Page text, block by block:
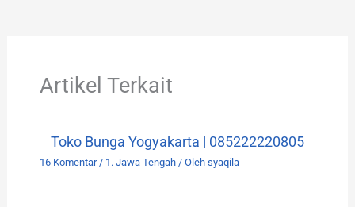
Artikel Terkait
Toko Bunga Yogyakarta | 085222220805
16 Komentar / 1. Jawa Tengah/ Oleh syaqila